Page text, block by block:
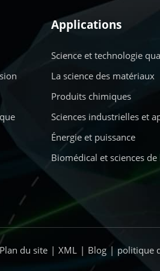
Applications
Science et technologie
La science des matériaux
Produits chimiques
Sciences industrielles et
Énergie et puissance
Biomédical et sciences de
Plan du site | XML | Blog | politique